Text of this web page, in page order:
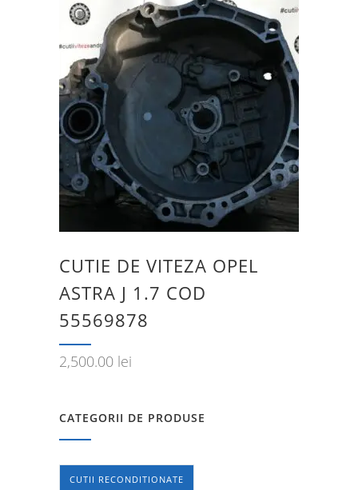
CUTIE DE VITEZA OPEL
ASTRA J 1.7 COD
55569878
2,500.00 lei
CATEGORII DE PRODUSE
CUTII RECONDITIONATE